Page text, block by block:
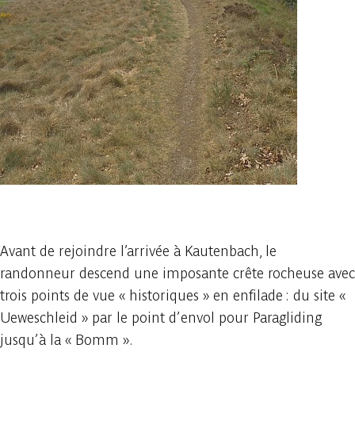
Avant de rejoindre l’arrivée à Kautenbach, le
randonneur descend une imposante crête rocheuse avec
trois points de vue « historiques » en enfilade : du site «
Ueweschleid » par le point d’envol pour Paragliding
jusqu’à la « Bomm ».